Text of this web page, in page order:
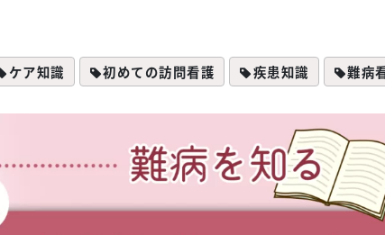
ケア知識 初めての訪問看護 疾患知識 難病